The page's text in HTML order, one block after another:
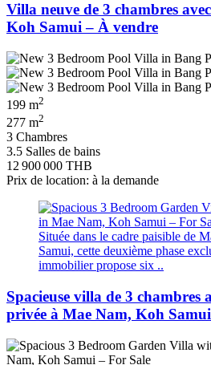
Villa neuve de 3 chambres
Koh Samui – À vendre
199 m2
277 m2
3 Chambres
3.5 Salles de bains
12 900 000 THB
Prix de location: à la demande
Située dans le cadre paisible de
Samui, cette deuxième phase
immobilier propose six ..
Spacieuse villa de 3 chambres
privée à Mae Nam, Koh